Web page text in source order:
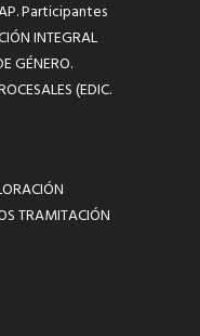
Participantes
INTEGRAL
GÉNERO.
(EDIC.
TRAMITACIÓN